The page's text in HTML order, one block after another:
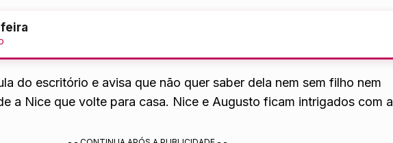
do escritório e avisa que não quer saber dela nem sem filho nem
a Nice que volte para casa. Nice e Augusto ficam intrigados com a